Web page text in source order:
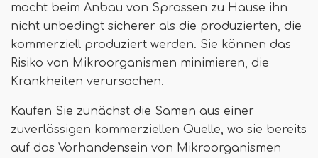
macht beim Anbau von Sprossen zu Hause ihn
nicht unbedingt sicherer als die produzierten, die
kommerziell produziert werden. Sie können das
Risiko von Mikroorganismen minimieren, die
Krankheiten verursachen.
Kaufen Sie zunächst die Samen aus einer
zuverlässigen kommerziellen Quelle, wo sie bereits
auf das Vorhandensein von Mikroorganismen